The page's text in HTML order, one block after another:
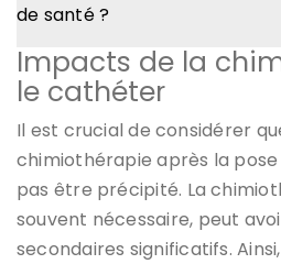
de santé ?
Impacts de la
le cathéter
Il est crucial de considérer
chimiothérapie après la
pas être précipité. La
souvent nécessaire, peut
secondaires significatifs.